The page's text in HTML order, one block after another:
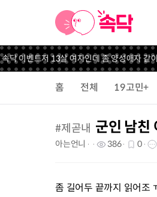
벤트저 13살 여자인데 좀 양성애자 같아요이
홈 전체 19고민+
#제곧내 군인 남친
아는언니 386 0
좀 길어두 끝까지 읽어